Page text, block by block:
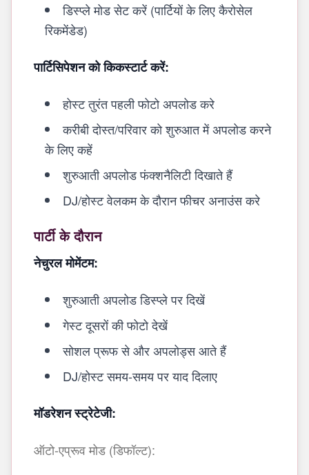
डिस्प्ले मोड सेट करें (पार्टियों के लिए कैरोसेल
रिकमेंडेड)
पार्टिसिपेशन को किकस्टार्ट करें:
होस्ट तुरंत पहली फोटो अपलोड करे
करीबी दोस्त/परिवार को शुरुआत में अपलोड करने
के लिए कहें
शुरुआती अपलोड फंक्शनैलिटी दिखाते हैं
DJ/होस्ट वेलकम के दौरान फीचर अनाउंस करे
पार्टी के दौरान
नेचुरल मोमेंटम:
शुरुआती अपलोड डिस्प्ले पर दिखें
गेस्ट दूसरों की फोटो देखें
सोशल प्रूफ से और अपलोड्स आते हैं
DJ/होस्ट समय-समय पर याद दिलाए
मॉडरेशन स्ट्रेटेजी:
ऑटो-एप्रूव मोड (डिफॉल्ट):